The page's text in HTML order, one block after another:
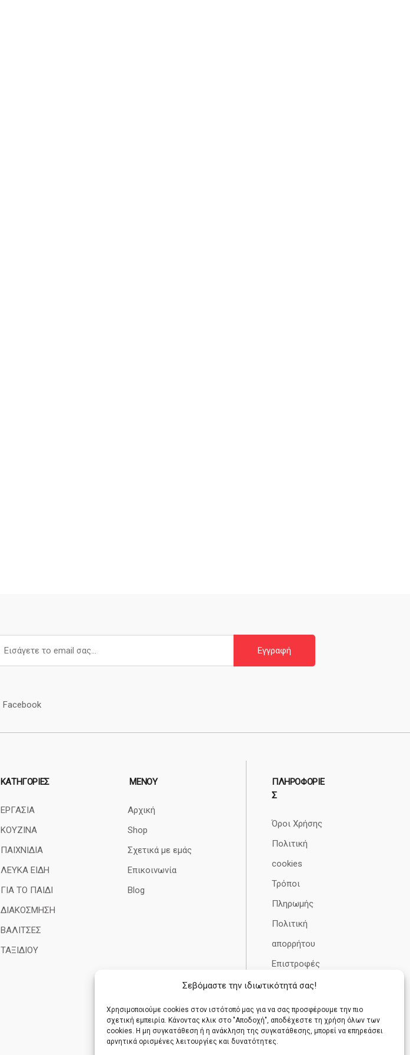
Σεβόμαστε την ιδιωτικότητά σας!
Χρησιμοποιούμε cookies στον ιστότοπό μας για να σας προσφέρουμε την πιο
σχετική εμπειρία. Κάνοντας κλικ στο "Αποδοχή", αποδέχεστε τη χρήση όλων των
cookies. Η μη συγκατάθεση ή η ανάκληση της συγκατάθεσης, μπορεί να επηρεάσει
αρνητικά ορισμένες λειτουργίες και δυνατότητες.
Εγγραφή
Facebook
ΚΑΤΗΓΟΡΊΕΣ
ΕΡΓΑΣΙΑ
ΚΟΥΖΙΝΑ
ΠΑΙΧΝΙΔΙΑ
ΛΕΥΚΑ ΕΙΔΗ
ΓΙΑ ΤΟ ΠΑΙΔΙ
ΔΙΑΚΟΣΜΗΣΗ
ΒΑΛΙΤΣΕΣ
ΤΑΞΙΔΙΟΥ
ΜΕΝΟΥ
Αρχική
Shop
Σχετικά με εμάς
Επικοινωνία
Blog
ΠΛΗΡΟΦΟΡΊΕ
Σ
Όροι Χρήσης
Πολιτική
cookies
Τρόποι
Πληρωμής
Πολιτική
απορρήτου
Επιστροφές
– Αλλαγές –
Ακυρώσεις